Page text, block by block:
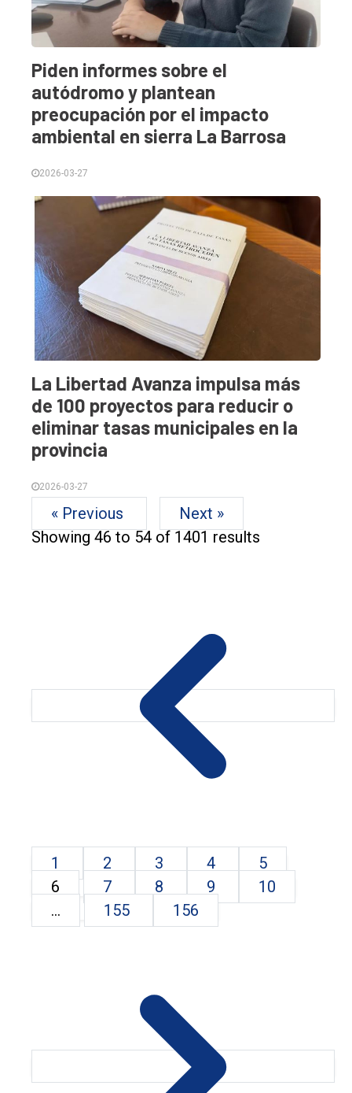
Piden informes sobre el
autódromo y plantean
preocupación por el impacto
ambiental en sierra La Barrosa
2026-03-27
La Libertad Avanza impulsa más
de 100 proyectos para reducir o
eliminar tasas municipales en la
provincia
2026-03-27
« Previous
Next »
Showing 46 to 54 of 1401 results
1 2 3 4
5
6
7 8 9
10
...
155 156